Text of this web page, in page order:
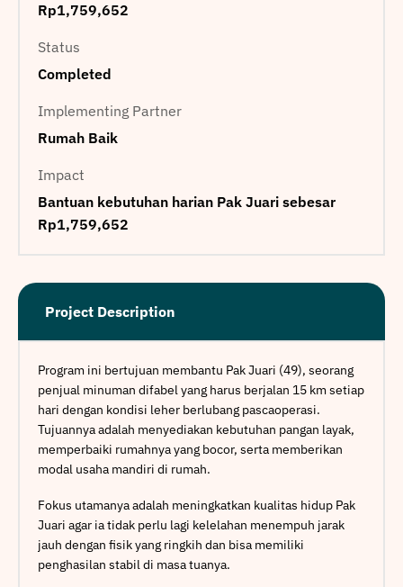
Rp1,759,652
Status
Completed
Implementing Partner
Rumah Baik
Impact
Bantuan kebutuhan harian Pak Juari sebesar
Rp1,759,652
Project Description
Program ini bertujuan membantu Pak Juari (49), seorang
penjual minuman difabel yang harus berjalan 15 km setiap
hari dengan kondisi leher berlubang pascaoperasi.
Tujuannya adalah menyediakan kebutuhan pangan layak,
memperbaiki rumahnya yang bocor, serta memberikan
modal usaha mandiri di rumah.
Fokus utamanya adalah meningkatkan kualitas hidup Pak
Juari agar ia tidak perlu lagi kelelahan menempuh jarak
jauh dengan fisik yang ringkih dan bisa memiliki
penghasilan stabil di masa tuanya.